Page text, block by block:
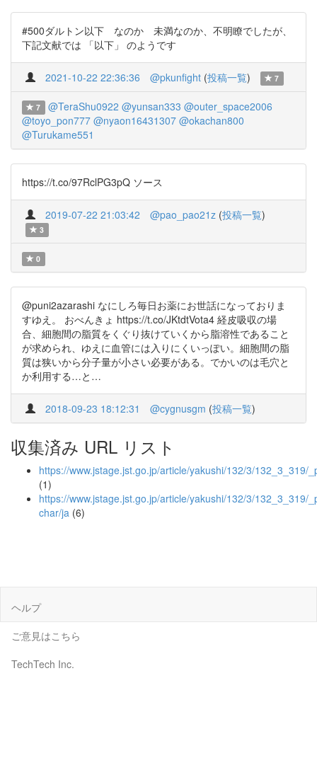
#500ダルトン以下 なのか 未満なのか、不明瞭でしたが、
下記文献では 「以下」 のようです
2021-10-22 22:36:36 @pkunfight (投稿一覧) 7
7 @TeraShu0922 @yunsan333 @outer_space2006
@toyo_pon777 @nyaon16431307 @okachan800
@Turukame551
https://t.co/97RclPG3pQ ソース
2019-07-22 21:03:42 @pao_pao21z (投稿一覧)
3
0
@puni2azarashi なにしろ毎日お薬にお世話になっておりま
すゆえ。 おべんきょ https://t.co/JKtdtVota4 経皮吸収の場
合、細胞間の脂質をくぐり抜けていくから脂溶性であること
が求められ、ゆえに血管には入りにくいっぽい。細胞間の脂
質は狭いから分子量が小さい必要がある。でかいのは毛穴と
か利用する…と…
2018-09-23 18:12:31 @cygnusgm (投稿一覧)
収集済み URL リスト
https://www.jstage.jst.go.jp/article/yakushi/132/3/132_3_319/
(1)
https://www.jstage.jst.go.jp/article/yakushi/132/3/132_3_319/
char/ja (6)
ヘルプ
ご意見はこちら
TechTech Inc.